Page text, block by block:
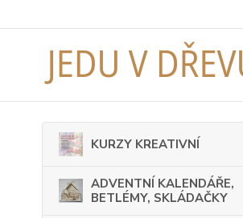
KURZY KREATIVNÍ
ADVENTNÍ KALENDÁŘE,
BETLÉMY, SKLÁDAČKY